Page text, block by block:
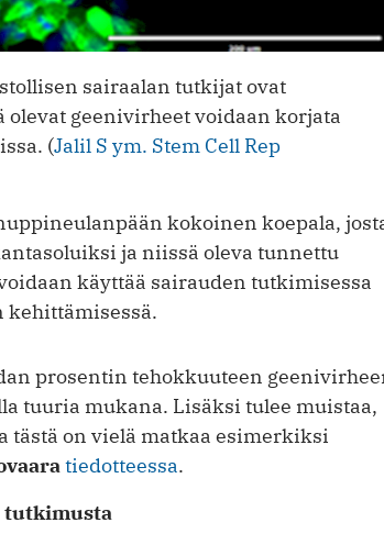
sairaalan tutkijat ovat
geenivirheet voidaan korjata
(Jalil S ym. Stem Cell Rep
kokoinen koepala,
ja niissä oleva tunnettu
käyttää sairauden tutkimisessa
prosentin tehokkuuteen
tuuria mukana. Lisäksi tulee muistaa,
tästä on vielä matkaa esimerkiksi
tiedotteessa.
tutkimusta